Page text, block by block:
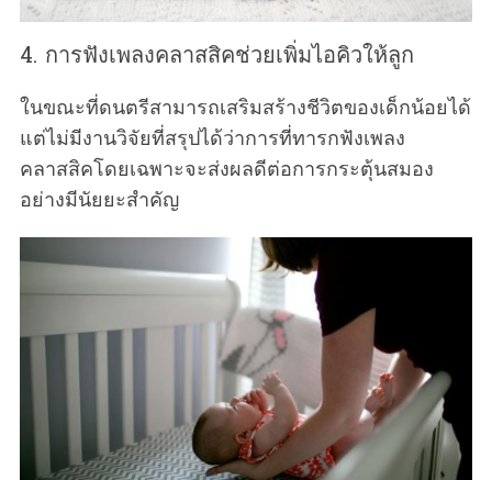
4. การฟังเพลงคลาสสิคช่วยเพิ่มไอคิวให้ลูก
ในขณะที่ดนตรีสามารถเสริมสร้างชีวิตของเด็กน้อยได้
แต่ไม่มีงานวิจัยที่สรุปได้ว่าการที่ทารกฟังเพลง
คลาสสิคโดยเฉพาะจะส่งผลดีต่อการกระตุ้นสมอง
อย่างมีนัยยะสำคัญ